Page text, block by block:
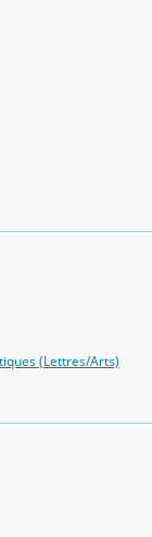
(Lettres/Arts)